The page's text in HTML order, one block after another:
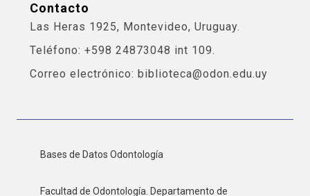
Contacto
Las Heras 1925, Montevideo, Uruguay.
Teléfono: +598 24873048 int 109.
Correo electrónico: biblioteca@odon.edu.uy
Bases de Datos Odontología
Facultad de Odontología. Departamento de